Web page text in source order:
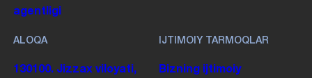
agentligi
ALOQA
130100. Jizzax viloyati,
IJTIMOIY TARMOQLAR
Bizning ijtimoiy